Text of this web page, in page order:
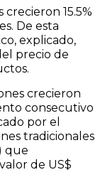
15.5%
De esta
explicado,
precio de
crecieron
consecutivo
por el
tradicionales
que
de US$